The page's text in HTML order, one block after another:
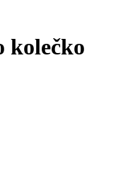
kolečko